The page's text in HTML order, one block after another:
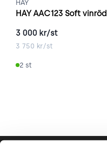
HAY
HAY AAC123 Soft vinröd
3 000 kr/st
3 750 kr/st
2 st